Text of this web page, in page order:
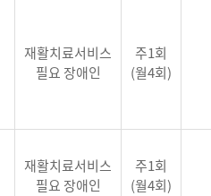
재활치료서비스
필요 장애인
주1회
(월4회)
재활치료서비스
필요 장애인
주1회
(월4회)